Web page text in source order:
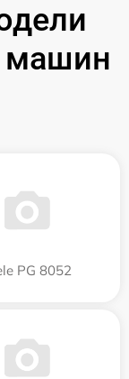
машин
PG 8052